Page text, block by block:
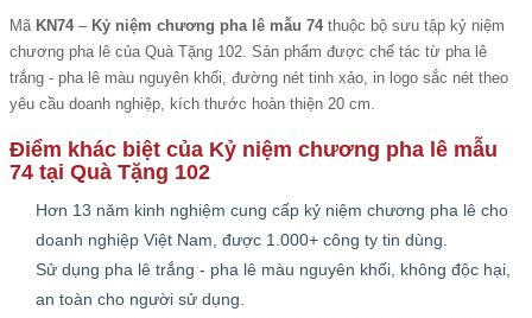
Mã KN74– Kỷ niệm chương pha lê mẫu 74thuộc bộ sưu tập kỷ niệm
chương pha lê của Quà Tặng 102. Sản phẩm được chế tác từ pha lê
trắng - pha lê màu nguyên khối, đường nét tinh xảo, in logo sắc nét theo
yêu cầu doanh nghiệp, kích thước hoàn thiện 20 cm.
Điểm khác biệt của Kỷ niệm chương pha lê mẫu
74 tại Quà Tặng 102
Hơn 13 năm kinh nghiệm cung cấp kỷ niệm chương pha lê cho
doanh nghiệp Việt Nam, được 1.000+ công ty tin dùng.
Sử dụng pha lê trắng - pha lê màu nguyên khối, không độc hại,
an toàn cho người sử dụng.